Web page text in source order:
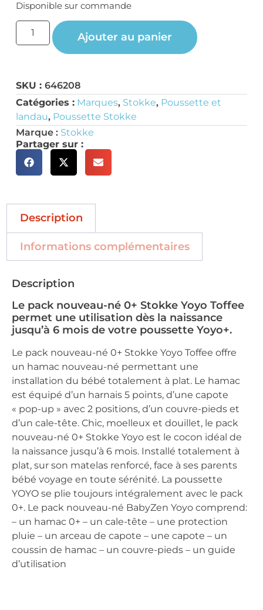
Disponible sur commande
Ajouter au panier
SKU : 646208
Catégories : Marques, Stokke, Poussette et
landau, Poussette Stokke
Marque : Stokke
Partager sur :
Description
Informations complémentaires
Description
Le pack nouveau-né 0+ Stokke Yoyo Toffee
permet une utilisation dès la naissance
jusqu’à 6 mois de votre poussette Yoyo+.
Le pack nouveau-né 0+ Stokke Yoyo Toffee offre
un hamac nouveau-né permettant une
installation du bébé totalement à plat. Le hamac
est équipé d’un harnais 5 points, d’une capote
« pop-up » avec 2 positions, d’un couvre-pieds et
d’un cale-tête. Chic, moelleux et douillet, le pack
nouveau-né 0+ Stokke Yoyo est le cocon idéal de
la naissance jusqu’à 6 mois. Installé totalement à
plat, sur son matelas renforcé, face à ses parents
bébé voyage en toute sérénité. La poussette
YOYO se plie toujours intégralement avec le pack
0+. Le pack nouveau-né BabyZen Yoyo comprend:
– un hamac 0+ – un cale-tête – une protection
pluie – un arceau de capote – une capote – un
coussin de hamac – un couvre-pieds – un guide
d’utilisation